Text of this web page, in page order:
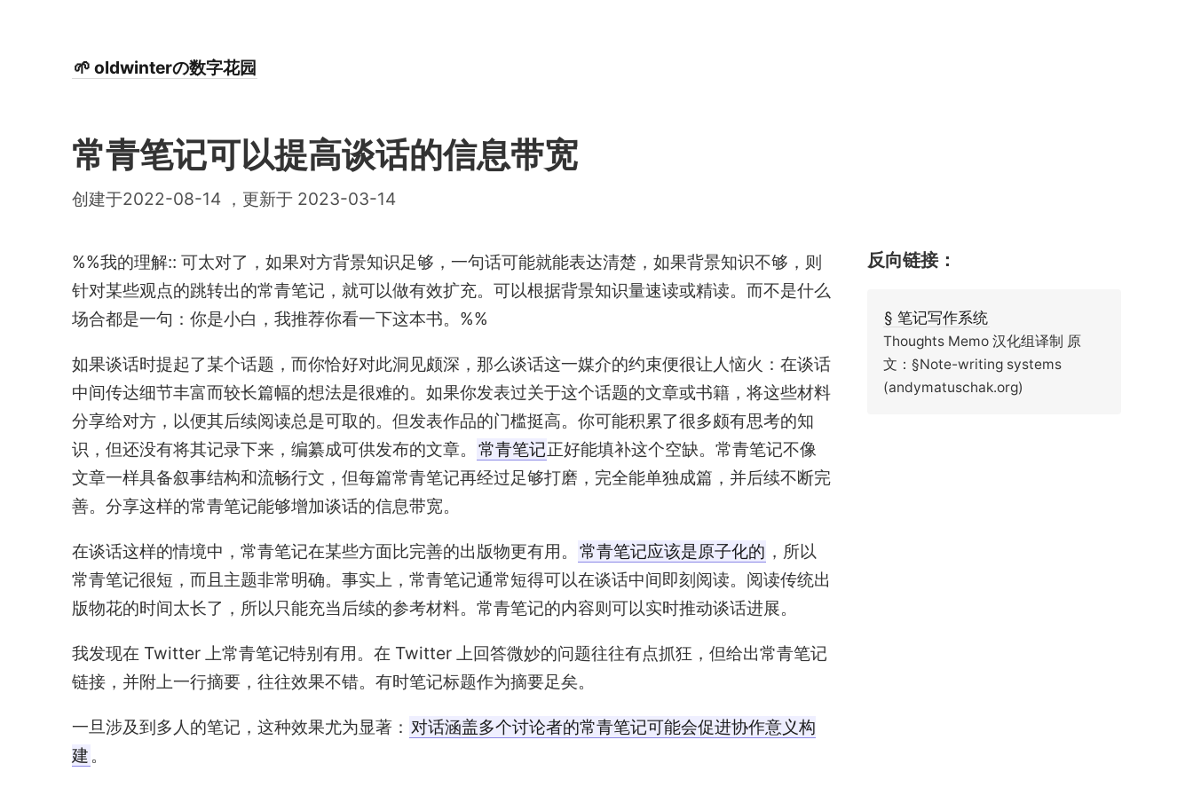
🌱 oldwinterの数字花园
常青笔记可以提高谈话的信息带宽
创建于2022-08-14 ，更新于 2023-03-14
%%我的理解:: 可太对了，如果对方背景知识足够，一句话可能就能表达清楚，如果背景知识不够，则
针对某些观点的跳转出的常青笔记，就可以做有效扩充。可以根据背景知识量速读或精读。而不是什么
场合都是一句：你是小白，我推荐你看一下这本书。%%
如果谈话时提起了某个话题，而你恰好对此洞见颇深，那么谈话这一媒介的约束便很让人恼火：在谈话
中间传达细节丰富而较长篇幅的想法是很难的。如果你发表过关于这个话题的文章或书籍，将这些材料
分享给对方，以便其后续阅读总是可取的。但发表作品的门槛挺高。你可能积累了很多颇有思考的知
识，但还没有将其记录下来，编纂成可供发布的文章。 常青笔记正好能填补这个空缺。常青笔记不像
文章一样具备叙事结构和流畅行文，但每篇常青笔记再经过足够打磨，完全能单独成篇，并后续不断完
善。分享这样的常青笔记能够增加谈话的信息带宽。
在谈话这样的情境中，常青笔记在某些方面比完善的出版物更有用。 常青笔记应该是原子化的 ，所以
常青笔记很短，而且主题非常明确。事实上，常青笔记通常短得可以在谈话中间即刻阅读。阅读传统出
版物花的时间太长了，所以只能充当后续的参考材料。常青笔记的内容则可以实时推动谈话进展。
我发现在 Twitter 上常青笔记特别有用。在 Twitter 上回答微妙的问题往往有点抓狂，但给出常青笔记
链接，并附上一行摘要，往往效果不错。有时笔记标题作为摘要足矣。
一旦涉及到多人的笔记，这种效果尤为显著： 对话涵盖多个讨论者的常青笔记可能会促进协作意义构
建 。
反向链接：
§ 笔记写作系统
Thoughts Memo 汉化组译制 原
文：§Note-writing systems
(andymatuschak.org)